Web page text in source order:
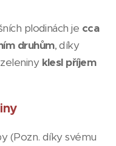
plodinách je cca
druhům, díky
klesl příjem
(Pozn. díky svému